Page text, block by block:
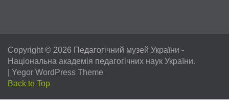
Copyright © 2026 Педагогічний музей України -
Національна академія педагогічних наук України.
Yegor WordPress Theme
Back to Top